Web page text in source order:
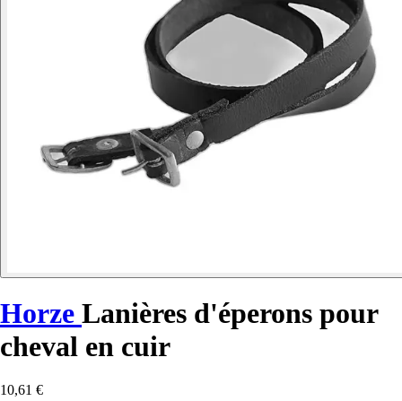
Horze Lanières d'éperons pour
cheval en cuir
10,61 €